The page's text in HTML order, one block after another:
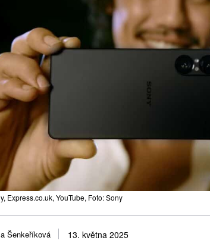
Express.co.uk, YouTube, Foto: Sony
Šenkeříková 13. května 2025